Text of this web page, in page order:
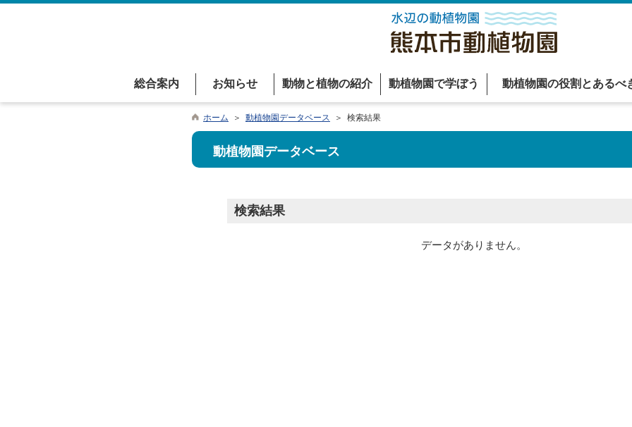
総合案内 お知らせ 動物と植物の紹介 動植物園で学ぼう 動植物園の役割とあるべ
ホーム ＞ 動植物園データベース ＞ 検索結果
動植物園データベース
検索結果
データがありません。